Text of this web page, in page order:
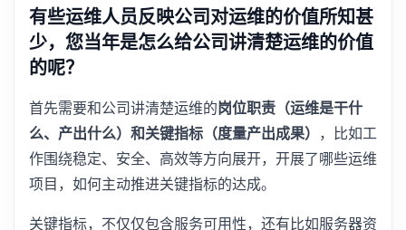
有些运维人员反映公司对运维的价值所知甚
少，您当年是怎么给公司讲清楚运维的价值
的呢？
首先需要和公司讲清楚运维的岗位职责（运维是干什
么、产出什么）和关键指标（度量产出成果） ，比如工
作围绕稳定、安全、高效等方向展开，开展了哪些运维
项目，如何主动推进关键指标的达成。
关键指标，不仅仅包含服务可用性，还有比如服务器资